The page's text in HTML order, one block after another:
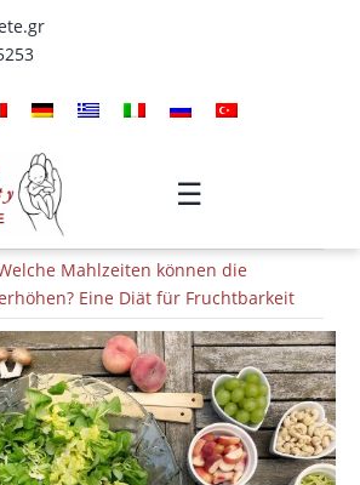
☰
Mahlzeiten können die
Eine Diät für Fruchtbarkeit